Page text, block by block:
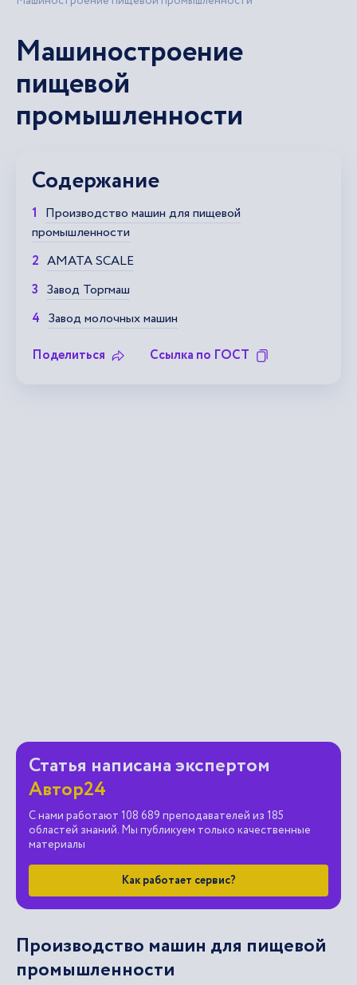
Машиностроение
пищевой
промышленности
Содержание
Производство машин для пищевой
промышленности
AMATA SCALE
Завод Торгмаш
Завод молочных машин
Поделиться
Ссылка по ГОСТ
Статья написана экспертом
Автор24
С нами работают 108 689 преподавателей из 185
областей знаний. Мы публикуем только качественные
материалы
Как работает сервис?
Производство машин для пищевой
промышленности